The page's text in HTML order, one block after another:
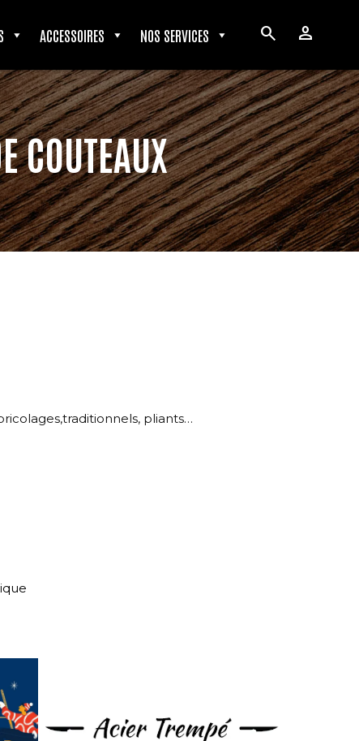
ACCESSOIRES NOS SERVICES search person
COUTEAUX
pliants…